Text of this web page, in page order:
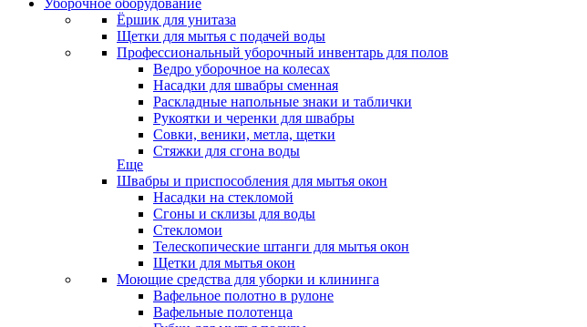
Уборочное оборудование
Ёршик для унитаза
Щетки для мытья с подачей воды
Профессиональный уборочный инвентарь для полов
Ведро уборочное на колесах
Насадки для швабры сменная
Раскладные напольные знаки и таблички
Рукоятки и черенки для швабры
Совки, веники, метла, щетки
Стяжки для сгона воды
Еще
Швабры и приспособления для мытья окон
Насадки на стекломой
Сгоны и склизы для воды
Стекломои
Телескопические штанги для мытья окон
Щетки для мытья окон
Моющие средства для уборки и клининга
Вафельное полотно в рулоне
Вафельные полотенца